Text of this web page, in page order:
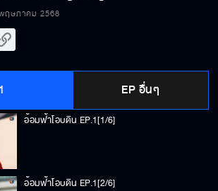
ฤษภาคม 2568
EP อื่นๆ
อ้อมฟ้าโอบดิน EP.1[1/6]
อ้อมฟ้าโอบดิน EP.1[2/6]